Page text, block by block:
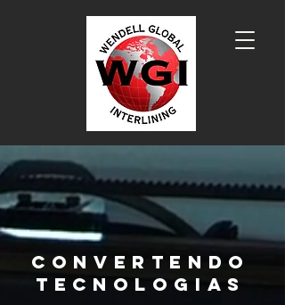
CONVERTENDO
TECNOLOGIAS